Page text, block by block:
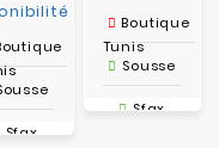
Sfax
Boutique
Tunis
Sousse
Sfax